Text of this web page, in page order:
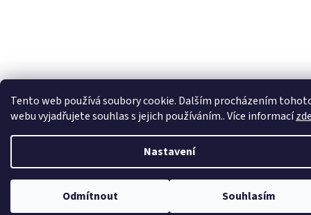
Tento web používá soubory cookie. Dalším procházením
webu vyjadřujete souhlas s jejich používáním.. Více informací
Nastavení
Odmítnout Souhlasím